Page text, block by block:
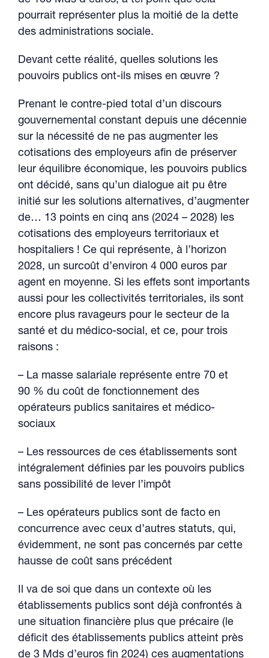
pourrait représenter plus la moitié de la dette
des administrations sociale.
Devant cette réalité, quelles solutions les
pouvoirs publics ont-ils mises en œuvre ?
Prenant le contre-pied total d’un discours
gouvernemental constant depuis une décennie
sur la nécessité de ne pas augmenter les
cotisations des employeurs afin de préserver
leur équilibre économique, les pouvoirs publics
ont décidé, sans qu’un dialogue ait pu être
initié sur les solutions alternatives, d’augmenter
de… 13 points en cinq ans (2024 – 2028) les
cotisations des employeurs territoriaux et
hospitaliers ! Ce qui représente, à l’horizon
2028, un surcoût d’environ 4 000 euros par
agent en moyenne. Si les effets sont importants
aussi pour les collectivités territoriales, ils sont
encore plus ravageurs pour le secteur de la
santé et du médico-social, et ce, pour trois
raisons :
– La masse salariale représente entre 70 et
90 % du coût de fonctionnement des
opérateurs publics sanitaires et médico-
sociaux
– Les ressources de ces établissements sont
intégralement définies par les pouvoirs publics
sans possibilité de lever l’impôt
– Les opérateurs publics sont de facto en
concurrence avec ceux d’autres statuts, qui,
évidemment, ne sont pas concernés par cette
hausse de coût sans précédent
Il va de soi que dans un contexte où les
établissements publics sont déjà confrontés à
une situation financière plus que précaire (le
déficit des établissements publics atteint près
de 3 Mds d’euros fin 2024) ces augmentations